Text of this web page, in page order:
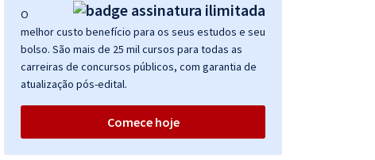
O
melhor custo benefício para os seus estudos e seu
bolso. São mais de 25 mil cursos para todas as
carreiras de concursos públicos, com garantia de
atualização pós-edital.
Comece hoje